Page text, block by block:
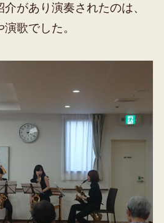
があり演奏されたのは、
演歌でした。